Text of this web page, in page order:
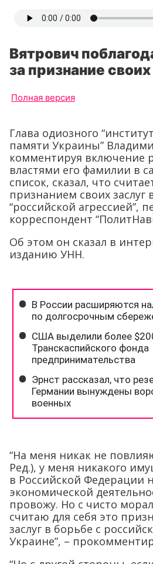
Вятрович
за признание
Полная версия
Глава одиозного
памяти Украины”
комментируя включение
властями его фамилии в
список, сказал, что
признанием своих заслуг
“российской агрессией”,
корреспондент
Об этом он сказал в
изданию УНН.
“На меня никак не
Ред.), у меня никакого
в Российской Федерации
экономической
провожу. Но с чисто
считаю для себя это
заслуг в борьбе с
Украине”, –